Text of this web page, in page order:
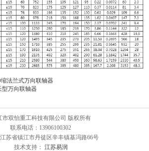
法兰式万向联轴器
型万向联轴器
市双怡重工科技有限公司 版权所有
联系电话：13906100302
苏省镇江市丹徒区辛丰镇基冯路66号
技术支持： 江苏易润